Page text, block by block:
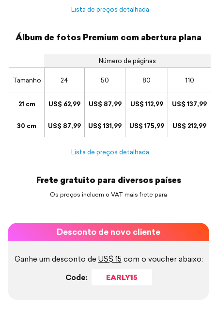
Lista de preços detalhada
Álbum de fotos Premium com abertura plana
Número de páginas
Tamanho 24 50 80 110
21 cm US$ 62,99 US$ 87,99 US$ 112,99 US$ 137,99
30 cm US$ 87,99 US$ 131,99 US$ 175,99 US$ 212,99
Lista de preços detalhada
Frete gratuito para diversos países
Os preços incluem o VAT mais frete para
Desconto de novo cliente
Ganhe um desconto de US$ 15 com o voucher abaixo:
Code:
EARLY15